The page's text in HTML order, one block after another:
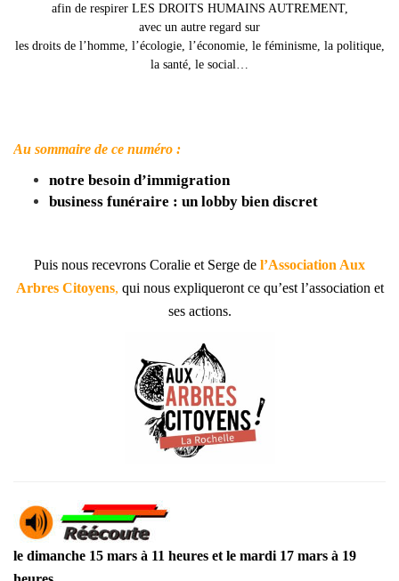
afin de respirer LES DROITS HUMAINS AUTREMENT,
avec un autre regard sur
les droits de l’homme, l’écologie, l’économie, le féminisme, la politique,
la santé, le social…
Au sommaire de ce numéro :
notre besoin d’immigration
business funéraire : un lobby bien discret
Puis nous recevrons Coralie et Serge de l’Association Aux
Arbres Citoyens, qui nous expliqueront ce qu’est l’association et
ses actions.
le dimanche 15 mars à 11 heures et le mardi 17 mars à 19